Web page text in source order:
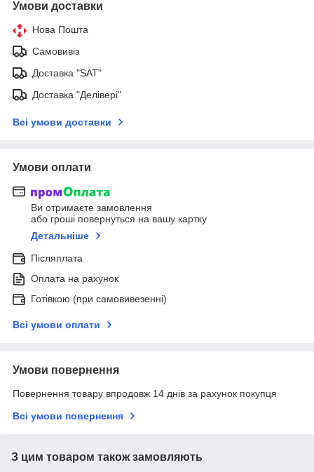
Умови доставки
Нова Пошта
Самовивіз
Доставка "SAT"
Доставка "Делівері"
Всі умови доставки
Умови оплати
Ви отримаєте замовлення
або гроші повернуться на вашу картку
Детальніше
Післяплата
Оплата на рахунок
Готівкою (при самовивезенні)
Всі умови оплати
Умови повернення
Повернення товару впродовж 14 днів за рахунок покупця
Всі умови повернення
З цим товаром також замовляють